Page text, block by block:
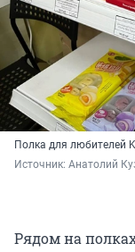
Полка для любителей
Источник: Анатолий
Рядом на